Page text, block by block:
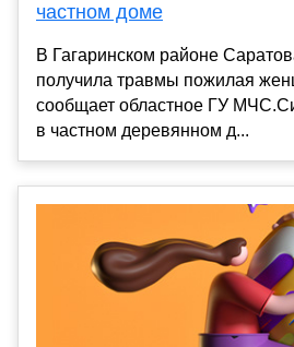
частном доме
В Гагаринском районе
получила травмы пожилая
сообщает областное ГУ
в частном деревянном д...